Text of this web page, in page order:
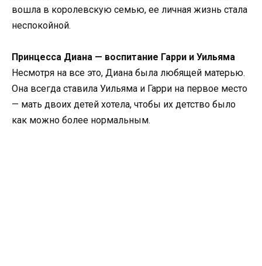
вошла в королевскую семью, ее личная жизнь стала
неспокойной.
Принцесса Диана — воспитание Гарри и Уильяма
Несмотря на все это, Диана была любящей матерью.
Она всегда ставила Уильяма и Гарри на первое место
— мать двоих детей хотела, чтобы их детство было
как можно более нормальным.